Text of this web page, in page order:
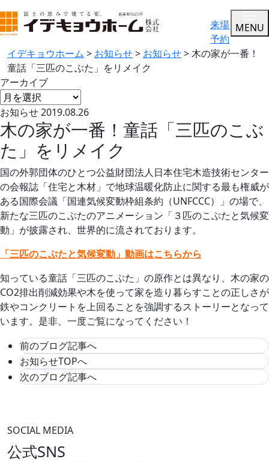
来場
予約
MENU
イデキョウホーム > お知らせ> お知らせ>木の家が一番！
童話「三匹のこぶた」をリメイク
アーカイブ
お知らせ2019.08.26
木の家が一番！童話「三匹のこぶ
た」をリメイク
国の外郭団体のひとつ公益財団法人日本住宅木造技術センター
の会報誌「住宅と木材」で地球温暖化防止に関する最も権威が
ある国際会議「国連気候変動枠組条約（UNFCCC）」の場で、
新たな三匹のこぶたのアニメーション「３匹のこぶたと気候変
動」が披露され、世界的に流されております。
「三匹のこぶたと気候変動」動画はこちらから
知っている童話「三匹のこぶた」の原作とは異なり、木の家の
CO2排出削減効果や木を使って家を造り暮らすことの正しさが
鉄やコンクリートを上回ることを強調するストーリーとなって
います。是非、一度ご覧になってください！
前のブログ記事へ
お知らせTOPへ
次のブログ記事へ
SOCIAL MEDIA
公式SNS